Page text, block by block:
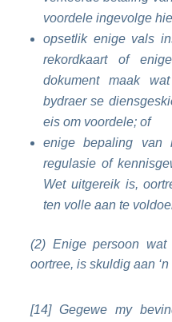
voordele ingevolge
opsetlik enige vals
rekordkaart of
dokument maak
bydraer se
eis om voordele; of
enige bepaling van
regulasie of
Wet uitgereik is,
ten volle aan te
(2) Enige persoon
oortree, is skuldig aan ‘n
[14] Gegewe my